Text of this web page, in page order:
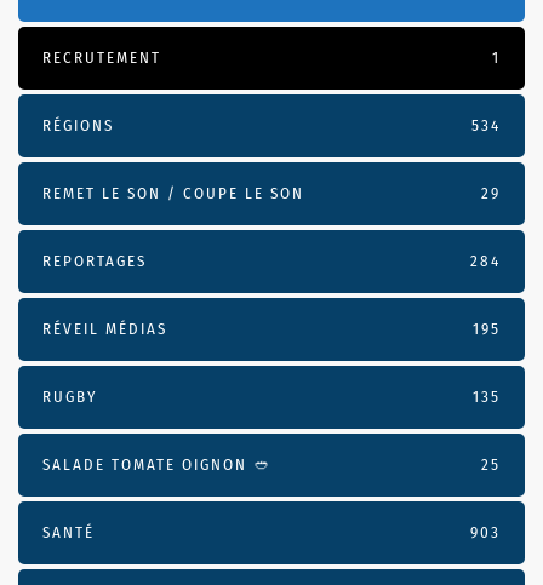
RECRUTEMENT 1
RÉGIONS 534
REMET LE SON / COUPE LE SON 29
REPORTAGES 284
RÉVEIL MÉDIAS 195
RUGBY 135
SALADE TOMATE OIGNON 🥙 25
SANTÉ 903